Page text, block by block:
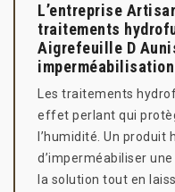
L’entreprise
traitements
Aigrefeuille D
imperméabilisation
Les traitements
effet perlant qui
l’humidité. Un
d’imperméabiliser
la solution tout en